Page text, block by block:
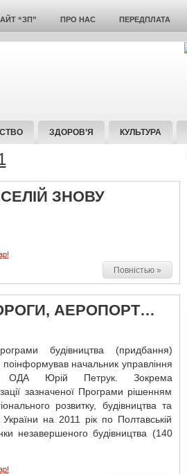
“ЗП” ПРО НАС ПЕРЕДПЛАТА
ЗДОРОВ’Я КУЛЬТУРА
ЗНОВУ
Повністью »
АЕРОПОРТ…
будівництва (придбання)
начальник управління
ОДА Юрій Петрук. Зокрема
зазначеної Програми рішенням
розвитку, будівництва та
на 2011 рік по Полтавській
незавершеного будівництва (140